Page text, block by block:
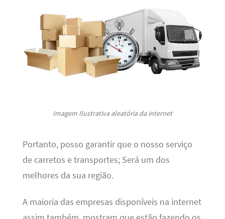
Imagem Ilustrativa aleatória da internet
Portanto, posso garantir que o nosso serviço
de carretos e transportes; Será um dos
melhores da sua região.
A maioria das empresas disponíveis na internet